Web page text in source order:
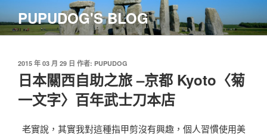
至
主
PUPUDOG'S BLOG
發
佈
於
2015 年 03 月 29 日 作者: PUPUDOG
日本關西自助之旅 –京都 Kyoto〈菊
一文字〉百年武士刀本店
老實說，其實我對這種指甲剪沒有興趣，個人習慣使用美